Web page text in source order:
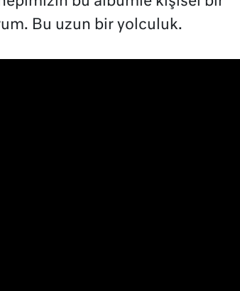
Bu uzun bir yolculuk.